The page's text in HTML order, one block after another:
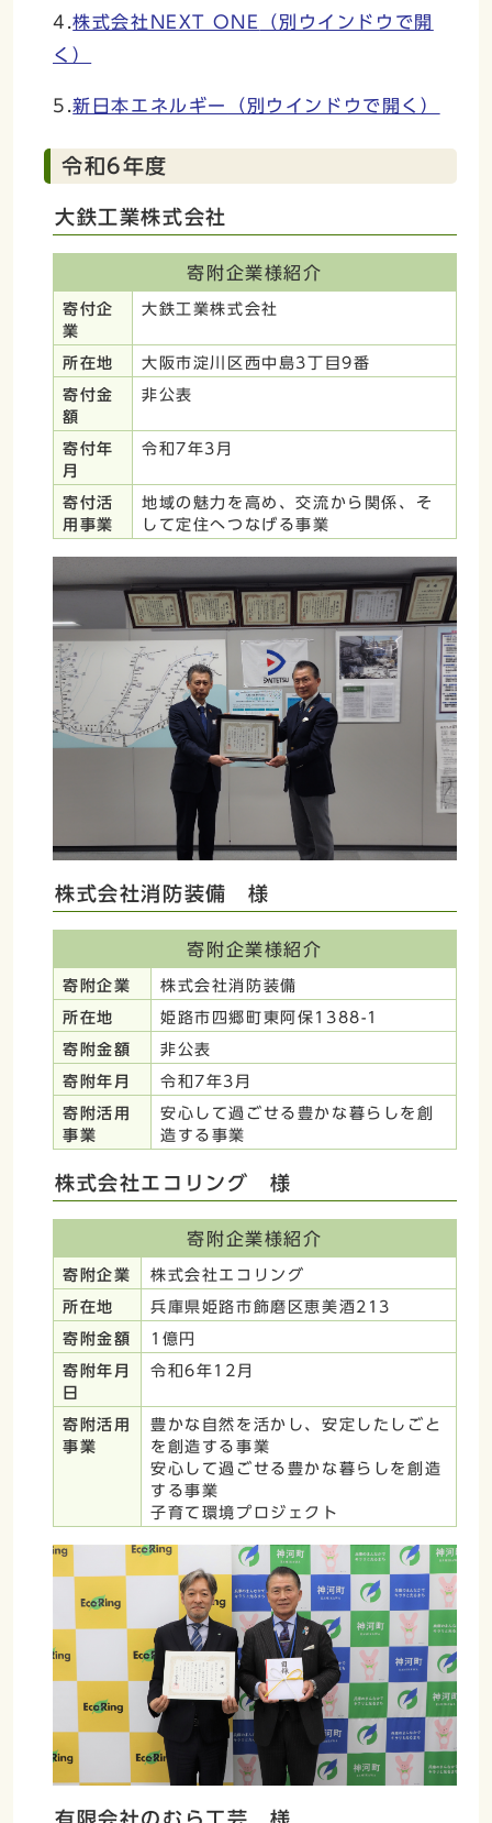
4.株式会社NEXT ONE
（別ウインドウで開
く）
5.新日本エネルギー （別ウインドウで開く）
令和6年度
大鉄工業株式会社
寄附企業様紹介
寄付企
業
大鉄工業株式会社
所在地 大阪市淀川区西中島3丁目9番
寄付金
額
非公表
寄付年
月
令和7年3月
寄付活
用事業
地域の魅力を高め、交流から関係、そ
して定住へつなげる事業
株式会社消防装備 様
寄附企業様紹介
寄附企業 株式会社消防装備
所在地 姫路市四郷町東阿保1388-1
寄附金額 非公表
寄附年月 令和7年3月
寄附活用
事業
安心して過ごせる豊かな暮らしを創
造する事業
株式会社エコリング 様
寄附企業様紹介
寄附企業 株式会社エコリング
所在地 兵庫県姫路市飾磨区恵美酒213
寄附金額 1億円
寄附年月
日
令和6年12月
寄附活用
事業
豊かな自然を活かし、安定したしごと
を創造する事業
安心して過ごせる豊かな暮らしを創造
する事業
子育て環境プロジェクト